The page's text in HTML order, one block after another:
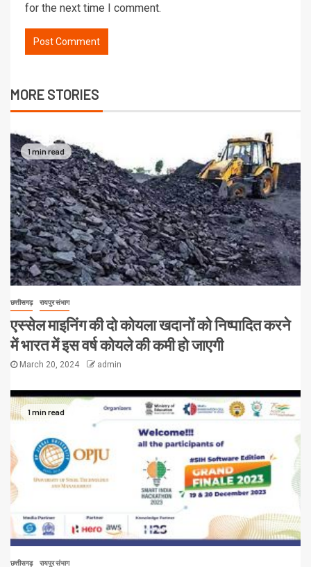
for the next time I comment.
MORE STORIES
1 min read
छत्तीसगढ़ रायपुर संभाग
एस्सेल माइनिंग की दो कोयला खदानों को निष्पादित करने
में भारत में इस वर्ष कोयले की कमी हो जाएगी
March 20, 2024 admin
1 min read
छत्तीसगढ़ रायपुर संभाग